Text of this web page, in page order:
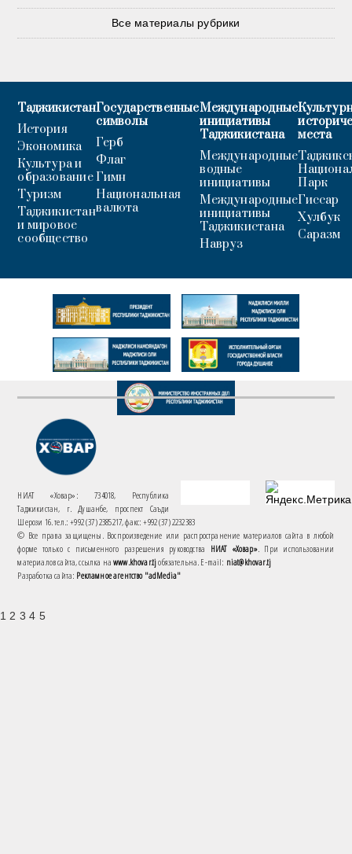
Все материалы рубрики
Таджикистан
История
Экономика
Культура и
образование
Туризм
Таджикистан
и мировое
сообщество
Государственные
символы
Герб
Флаг
Гимн
Национальная
валюта
Международные
инициативы
Таджикистана
Международные
водные
инициативы
Международные
инициативы
Таджикистана
Навруз
места
Парк
Гиссар
Хулбук
Саразм
НИАТ «Ховар»: 734018, Республика
Таджикистан, г. Душанбе, проспект Саъди
Шерози 16. тел.: +992 (37) 2385217, факс: +992 (37) 2232383
© Все права защищены. Воспроизведение или распространение материалов сайта в любой
форме только с письменного разрешения руководства НИАТ «Ховар». При использовании
материалов сайта, ссылка наwww.khovar.tjобязательна. E-mail: niat@khovar.tj
Разработка сайта: Рекламное агентство "adMedia"
1 2 3 4 5